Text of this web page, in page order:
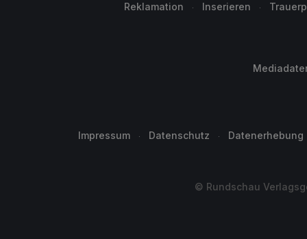
Reklamation Inserieren
Impressum Datenschutz Datenerhebung
© Rundschau